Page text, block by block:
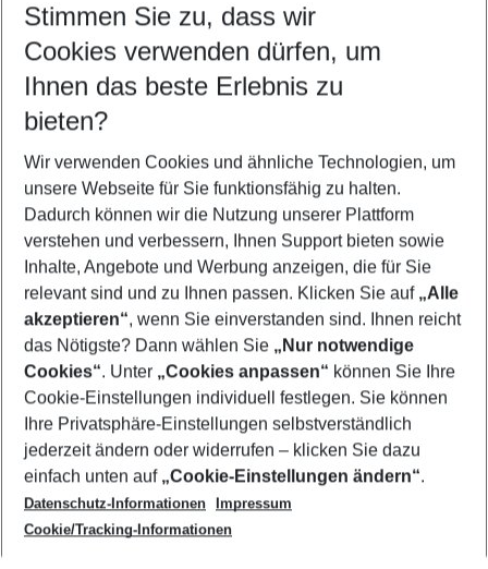
Abflughafen wählen
Beliebiger Abflughafen
Reisezeitraum wählen
09.08.26– 07.08.27 5-8 Nächte
2 Erwachsene Keine Kinder
Mehr Filter anzeigen
Footer
Footer navigation
Über uns
AGB
Cookie-Einstellungen ändern
Cookie-Richtlinie
Datenschutz
Service & Hilfe
Barrierefreies Reisen
Check-in
Folgen Sie uns
Stimmen Sie zu, dass wir
Cookies verwenden dürfen, um
Ihnen das beste Erlebnis zu
bieten?
Wir verwenden Cookies und ähnliche Technologien, um
unsere Webseite für Sie funktionsfähig zu halten.
Dadurch können wir die Nutzung unserer Plattform
verstehen und verbessern, Ihnen Support bieten sowie
Inhalte, Angebote und Werbung anzeigen, die für Sie
relevant sind und zu Ihnen passen. Klicken Sie auf „Alle
akzeptieren“, wenn Sie einverstanden sind. Ihnen reicht
das Nötigste? Dann wählen Sie „Nur notwendige
Cookies“. Unter „Cookies anpassen“ können Sie Ihre
Cookie-Einstellungen individuell festlegen. Sie können
Ihre Privatsphäre-Einstellungen selbstverständlich
jederzeit ändern oder widerrufen – klicken Sie dazu
einfach unten auf „Cookie-Einstellungen ändern“.
Datenschutz-Informationen
Impressum
Cookie/Tracking-Informationen